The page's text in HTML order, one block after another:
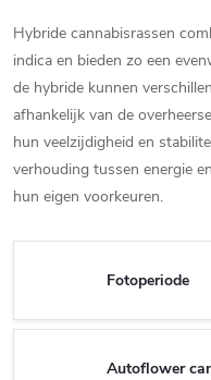
Hybride cannabisrassen
indica en bieden zo een
de hybride kunnen
afhankelijk van de
hun veelzijdigheid en
verhouding tussen energie
hun eigen voorkeuren.
Fotoperiode
Autoflower